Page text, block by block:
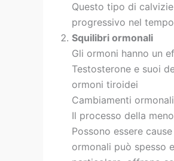
Questo tipo di
progressivo nel
Squilibri ormonali
Gli ormoni hanno un
Testosterone e suoi
ormoni tiroidei
Cambiamenti
Il processo della
Possono essere
ormonali può spesso